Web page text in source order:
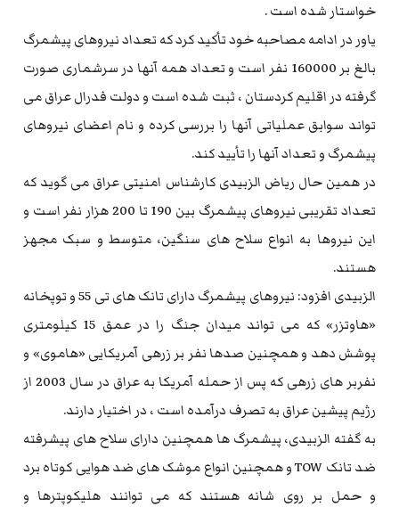
خواستار شده است .
یاور در ادامه مصاحبه خود تأکید کرد که تعداد نیروهای پیشمرگ
بالغ بر 160000 نفر است و تعداد همه آنها در سرشماری صورت
گرفته در اقلیم کردستان ، ثبت شده است و دولت فدرال عراق می
تواند سوابق عملیاتی آنها را بررسی کرده و نام اعضای نیروهای
پیشمرگ و تعداد آنها را تأیید کند.
در همین حال ریاض الزبیدی کارشناس امنیتی عراق می گوید که
تعداد تقریبی نیروهای پیشمرگ بین 190 تا 200 هزار نفر است و
این نیروها به انواع سلاح های سنگین، متوسط و سبک مجهز
هستند.
الزبیدی افزود: نیروهای پیشمرگ دارای تانک های تی 55 و توپخانه
«هاوتزر» که می تواند میدان جنگ را در عمق 15 کیلومتری
پوشش دهد و همچنین صدها نفر بر زرهی آمریکایی «هاموی» و
نفربر های زرهی که پس از حمله آمریکا به عراق در سال 2003 از
رژیم پیشین عراق به تصرف درآمده است ، در اختیار دارند.
به گفته الزبیدی، پیشمرگ ها همچنین دارای سلاح های پیشرفته
ضد تانک TOW و همچنین انواع موشک های ضد هوایی کوتاه برد
و حمل بر روی شانه هستند که می توانند هلیکوپترها و